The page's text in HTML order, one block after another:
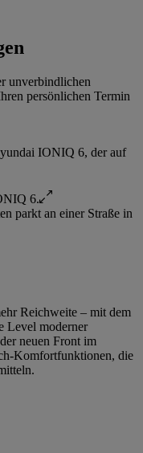
unverbindlichen
persönlichen Termin
Reichweite – mit dem
Level moderner
neuen Front im
Komfortfunktionen, die